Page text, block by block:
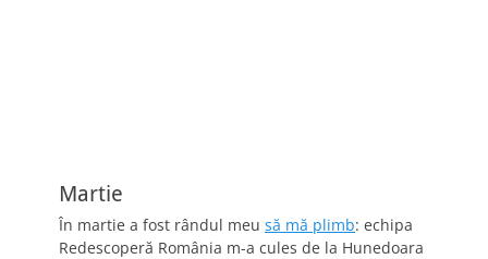
Martie
În martie a fost rândul meu să mă plimb: echipa
Redescoperă România m-a cules de la Hunedoara